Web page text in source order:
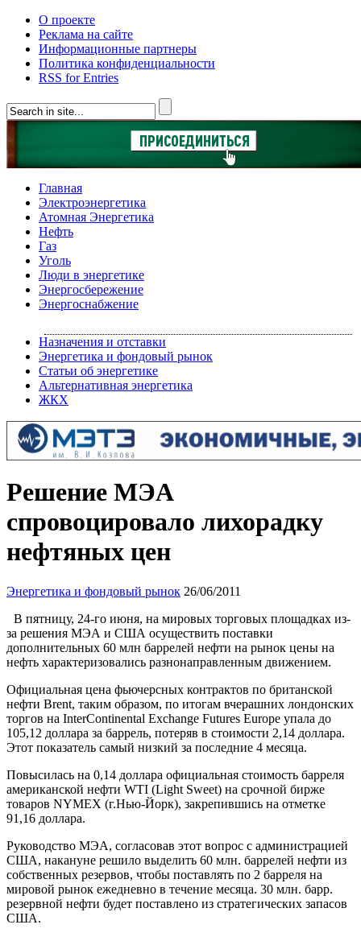
О проекте
Реклама на сайте
Информационные партнеры
Политика конфиденциальности
RSS for Entries
Главная
Электроэнергетика
Атомная Энергетика
Нефть
Газ
Уголь
Люди в энергетике
Энергосбережение
Энергоснабжение
Назначения и отставки
Энергетика и фондовый рынок
Статьи об энергетике
Альтернативная энергетика
ЖКХ
Решение МЭА
спровоцировало лихорадку
нефтяных цен
Энергетика и фондовый рынок 26/06/2011
В пятницу, 24-го июня, на мировых торговых площадках из-
за решения МЭА и США осуществить поставки
дополнительных 60 млн баррелей нефти на рынок цены на
нефть характеризовались разнонаправленным движением.
Официальная цена фьючерсных контрактов по британской
нефти Brent, таким образом, по итогам вчерашних лондонских
торгов на InterContinental Exchange Futures Europe упала до
105,12 доллара за баррель, потеряв в стоимости 2,14 доллара.
Этот показатель самый низкий за последние 4 месяца.
Повысилась на 0,14 доллара официальная стоимость барреля
американской нефти WTI (Light Sweet) на срочной бирже
товаров NYMEX (г.Нью-Йорк), закрепившись на отметке
91,16 доллара.
Руководство МЭА, согласовав этот вопрос с администрацией
США, накануне решило выделить 60 млн. баррелей нефти из
собственных резервов, чтобы поставлять по 2 барреля на
мировой рынок ежедневно в течение месяца. 30 млн. барр.
резервной нефти будет поставлено из стратегических запасов
США.